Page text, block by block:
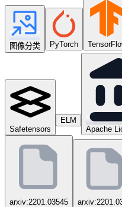
图像分类 PyTorch
Safetensors
ELM
Apache
arxiv:2201.03545